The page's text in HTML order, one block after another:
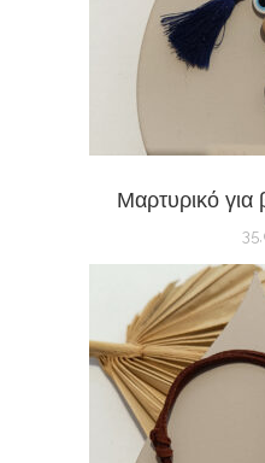
Μαρτυρικό